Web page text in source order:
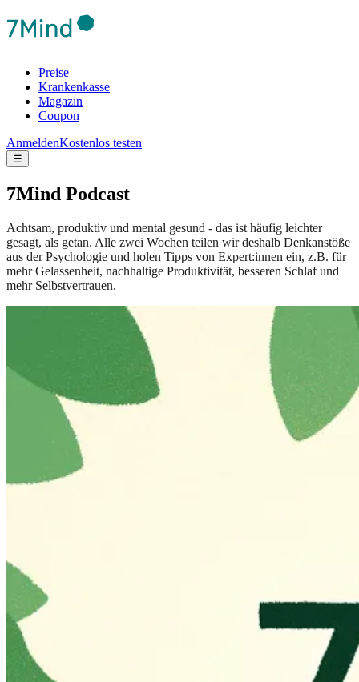
Preise
Krankenkasse
Magazin
Coupon
AnmeldenKostenlos testen
☰
7Mind Podcast
Achtsam, produktiv und mental gesund - das ist häufig leichter
gesagt, als getan. Alle zwei Wochen teilen wir deshalb Denkanstöße
aus der Psychologie und holen Tipps von Expert:innen ein, z.B. für
mehr Gelassenheit, nachhaltige Produktivität, besseren Schlaf und
mehr Selbstvertrauen.